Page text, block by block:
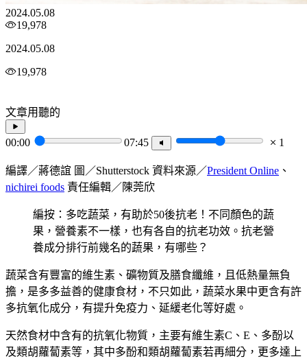
2024.05.08
19,978
2024.05.08
19,978
文章用聽的
00:00 07:45 1
編譯／蔣德誼 圖／Shutterstock 資料來源／President Online 、
nichirei foods 責任編輯／陳莞欣
編按：多吃蔬菜，有助於50後抗老！不同顏色的蔬
果，營養素不一樣，也有各自的抗老功效。抗老營
養成分排行前幾名的蔬果，有哪些？
蔬菜含有豐富的維生素、礦物質及膳食纖維，且低熱量無負
擔，是多多益善的健康食材，不只如此，蔬菜水果中更含有許
多抗氧化成分，有提升免疫力、延緩老化等好處。
天然食材中含有的抗氧化物質，主要有維生素C、E、多酚以
及類胡蘿蔔素等，其中多酚和類胡蘿蔔素若再細分，更多達上